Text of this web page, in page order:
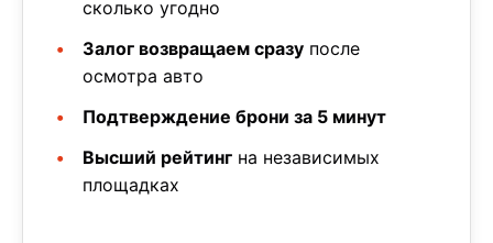
сколько угодно
Залог возвращаем сразу после
осмотра авто
Подтверждение брони за 5 минут
Высший рейтинг на независимых
площадках